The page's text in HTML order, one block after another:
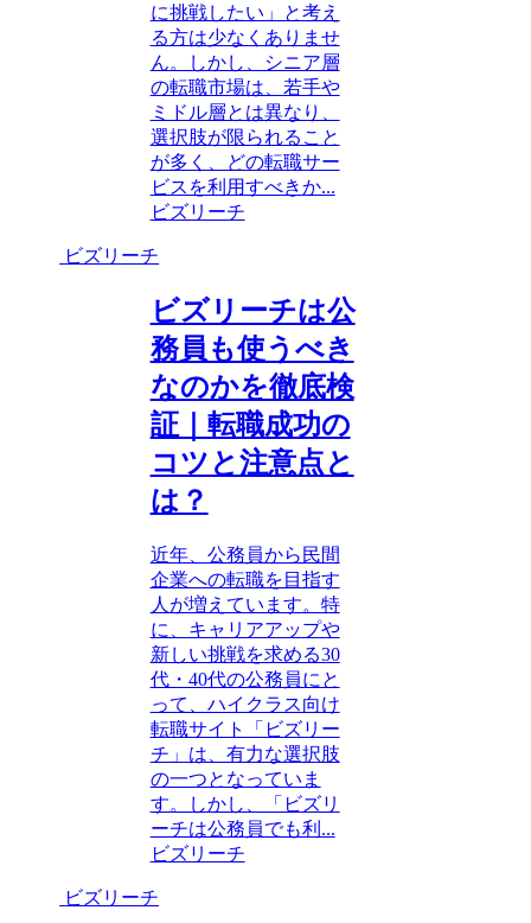
に挑戦したい」と考え
る方は少なくありませ
ん。しかし、シニア層
の転職市場は、若手や
ミドル層とは異なり、
選択肢が限られること
が多く、どの転職サー
ビスを利用すべきか...
ビズリーチ
ビズリーチ
ビズリーチは公
務員も使うべき
なのかを徹底検
証｜転職成功の
コツと注意点と
は？
近年、公務員から民間
企業への転職を目指す
人が増えています。特
に、キャリアアップや
新しい挑戦を求める30
代・40代の公務員にと
って、ハイクラス向け
転職サイト「ビズリー
チ」は、有力な選択肢
の一つとなっていま
す。しかし、「ビズリ
ーチは公務員でも利...
ビズリーチ
ビズリーチ